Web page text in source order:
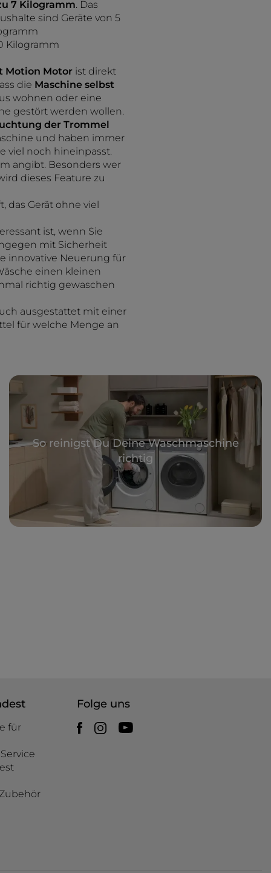
7 Kilogramm. Das
sind Geräte von 5
Kilogramm
Motion Motor ist direkt
die Maschine selbst
wohnen oder eine
gestört werden wollen.
der Trommel
und haben immer
viel noch hineinpasst.
angibt. Besonders wer
dieses Feature zu
das Gerät ohne viel
ist, wenn Sie
mit Sicherheit
innovative Neuerung für
einen kleinen
richtig gewaschen
ausgestattet mit einer
für welche Menge an
So reinigst Du Deine Waschmaschine
richtig
für
Folge uns